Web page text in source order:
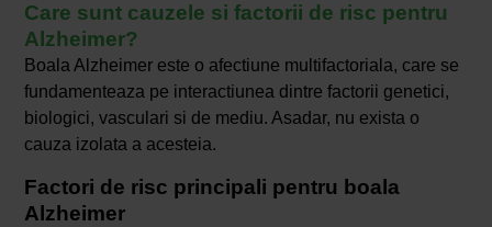
Care sunt cauzele si factorii de risc pentru
Alzheimer?
Boala Alzheimer este o afectiune multifactoriala, care se
fundamenteaza pe interactiunea dintre factorii genetici,
biologici, vasculari si de mediu. Asadar, nu exista o
cauza izolata a acesteia.
Factori de risc principali pentru boala
Alzheimer